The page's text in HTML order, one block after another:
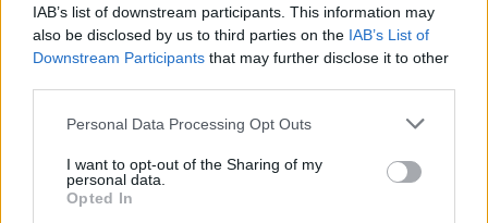
IAB’s list of downstream participants. This information may
also be disclosed by us to third parties on the IAB’s List of
Downstream Participants that may further disclose it to other
Please note that this website/app uses one or more Google
not limited to your visit or usage behaviour. You may click to
grant or deny consent to Google and its third-party tags to
use your data for below specified purposes in below Google
Personal Data Processing Opt Outs
I want to opt-out of the Sharing of my
personal data.
Opted In
gr. VI - terminarz.
Informacje o składach i strzelcach
rezerwowych, zmiany oraz listę strzelców bramek. Informacje te
Jeśli jesteś kibicem klubu Janovia Janowiec lub Orły Ruda - zaglądaj tutaj
częściej. Nasz serwis regularnie dostarcza informacje o